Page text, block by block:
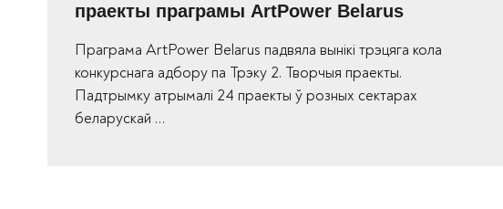
праекты праграмы ArtPower Belarus
Праграма ArtPower Belarus падвяла вынікі трэцяга кола
конкурснага адбору па Трэку 2. Творчыя праекты.
Падтрымку атрымалі 24 праекты ў розных сектарах
беларускай …